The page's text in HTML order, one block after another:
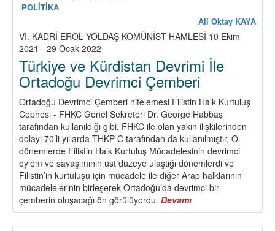
POLİTİKA
Ali Oktay KAYA
VI. KADRİ EROL YOLDAŞ KOMÜNİST HAMLESİ 10 Ekim
2021 - 29 Ocak 2022
Türkiye ve Kürdistan Devrimi İle
Ortadoğu Devrimci Çemberi
Ortadoğu Devrimci Çemberi nitelemesi Filistin Halk Kurtuluş
Cephesi - FHKC Genel Sekreteri Dr. George Habbaş
tarafından kullanıldığı gibi, FHKC ile olan yakın ilişkilerinden
dolayı 70’li yıllarda THKP-C tarafından da kullanılmıştır. O
dönemlerde Filistin Halk Kurtuluş Mücadelesinin devrimci
eylem ve savaşımının üst düzeye ulaştığı dönemlerdi ve
Filistin’in kurtuluşu için mücadele ile diğer Arap halklarının
mücadelelerinin birleşerek Ortadoğu’da devrimci bir
çemberin oluşacağı ön görülüyordu. Devamı
Türkiye
ve